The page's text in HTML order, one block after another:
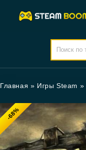
Главная » Игры Steam »
-68%